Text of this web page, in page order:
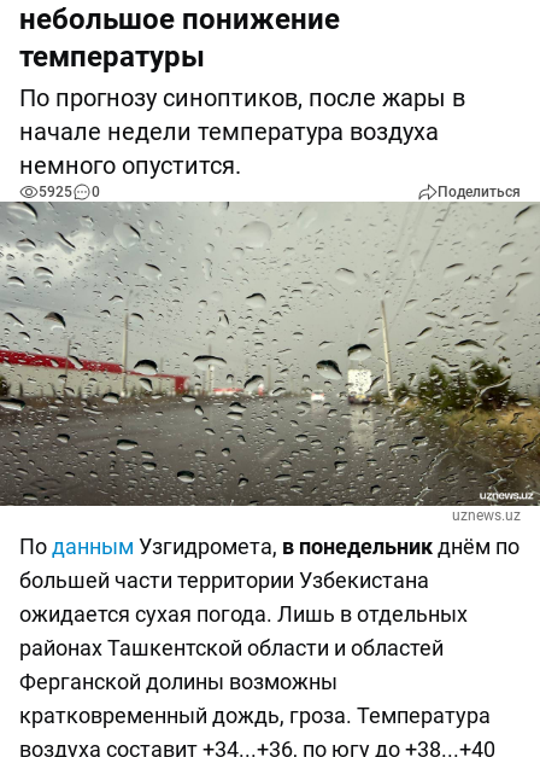
небольшое понижение
температуры
По прогнозу синоптиков, после жары в
начале недели температура воздуха
немного опустится.
5925 0 Поделиться
uznews.uz
Поданным Узгидромета, в понедельникднём по
большей части территории Узбекистана
ожидается сухая погода. Лишь в отдельных
районах Ташкентской области и областей
Ферганской долины возможны
кратковременный дождь, гроза. Температура
воздуха составит +34...+36, по югу до +38...+40